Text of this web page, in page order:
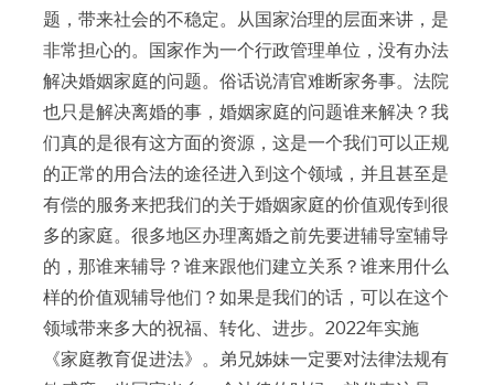
题，带来社会的不稳定。从国家治理的层面来讲，是
非常担心的。国家作为一个行政管理单位，没有办法
解决婚姻家庭的问题。俗话说清官难断家务事。法院
也只是解决离婚的事，婚姻家庭的问题谁来解决？我
们真的是很有这方面的资源，这是一个我们可以正规
的正常的用合法的途径进入到这个领域，并且甚至是
有偿的服务来把我们的关于婚姻家庭的价值观传到很
多的家庭。很多地区办理离婚之前先要进辅导室辅导
的，那谁来辅导？谁来跟他们建立关系？谁来用什么
样的价值观辅导他们？如果是我们的话，可以在这个
领域带来多大的祝福、转化、进步。2022年实施
《家庭教育促进法》。弟兄姊妹一定要对法律法规有